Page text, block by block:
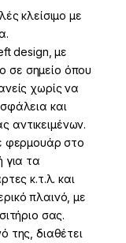
κλείσιμο με
design, με
σε σημείο όπου
χωρίς να
και
αντικειμένων.
φερμουάρ στο
για τα
κ.τ.λ. και
πλαινό, με
σας.
της, διαθέτει